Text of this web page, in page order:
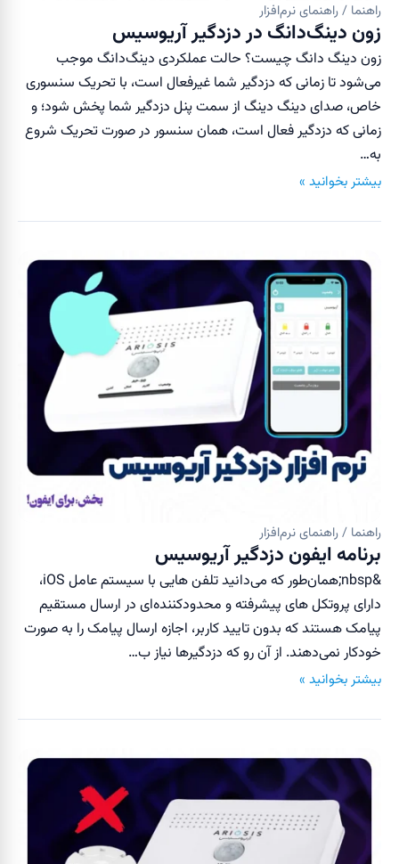
راهنما / راهنمای نرم‌افزار
زون دینگ‌دانگ در دزدگیر آریوسیس
زون دینگ دانگ چیست؟ حالت عملکردی دینگ‌دانگ موجب
می‌شود تا زمانی که دزدگیر شما غیر‌فعال است، با تحریک سنسوری
خاص، صدای دینگ دینگ از سمت پنل دزدگیر شما پخش شود؛ و
زمانی که دزدگیر فعال است، همان سنسور در صورت تحریک شروع
به…
بیشتر بخوانید »
راهنما / راهنمای نرم‌افزار
برنامه ایفون دزدگیر آریوسیس
&nbsp;همان‌طور که می‌دانید تلفن هایی با سیستم عامل iOS،
دارای پروتکل های پیشرفته و محدود‌کننده‌ای در ارسال مستقیم
پیامک هستند که بدون تایید کاربر، اجازه ارسال پیامک را به صورت
خودکار نمی‌دهند. از آن رو که دزدگیرها نیاز ب…
بیشتر بخوانید »